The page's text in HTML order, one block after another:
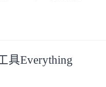
具Everything